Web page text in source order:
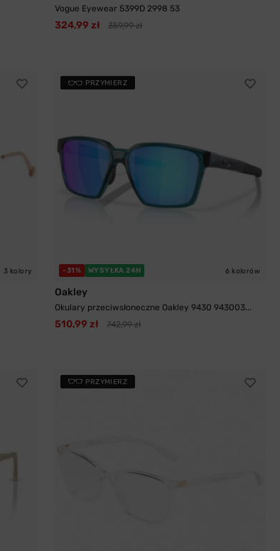
Vogue Eyewear 5399D 2998 53
324,99 zł 359,99 zł
3 kolory
PRZYMIERZ
-31% WYSYŁKA 24H 6 kolorów
Oakley
Okulary przeciwsłoneczne Oakley 9430 943003...
510,99 zł 742,99 zł
PRZYMIERZ